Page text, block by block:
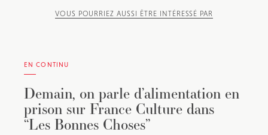
VOUS POURRIEZ AUSSI ÊTRE INTÉRESSÉ PAR
EN CONTINU
Demain, on parle d’alimentation en
prison sur France Culture dans
“Les Bonnes Choses”